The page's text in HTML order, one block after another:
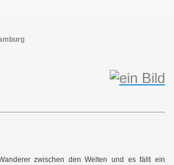
zwischen den Welten und es fällt ein